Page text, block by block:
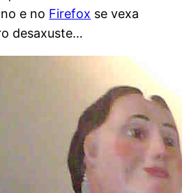
e no Firefox se vexa
desaxuste…